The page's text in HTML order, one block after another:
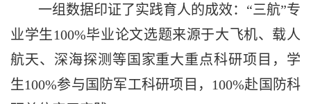
一组数据印证了实践育人的成效：“三航”专
业学生100%毕业论文选题来源于大飞机、载人
航天、深海探测等国家重大重点科研项目，学
生100%参与国防军工科研项目，100%赴国防科